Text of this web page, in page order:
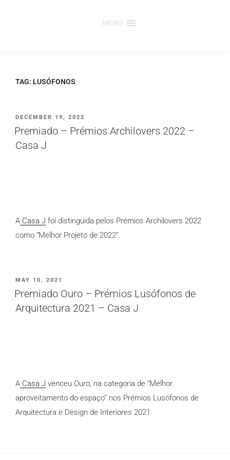
MENU
TAG: LUSÓFONOS
PUBLICADO
EM
DECEMBER 19, 2022
Premiado – Prémios Archilovers 2022 –
Casa J
A Casa J foi distinguida pelos Prémios Archilovers 2022
como “Melhor Projeto de 2022”.
PUBLICADO
EM
MAY 10, 2021
Premiado Ouro – Prémios Lusófonos de
Arquitectura 2021 – Casa J
A Casa J venceu Ouro, na categoria de “Melhor
aproveitamento do espaço” nos Prémios Lusófonos de
Arquitectura e Design de Interiores 2021.